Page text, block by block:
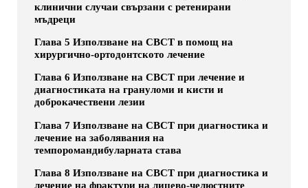
клинични случаи свързани с ретенирани
мъдреци
Глава 5 Използване на СВСТ в помощ на
хирургично-ортодонтското лечение
Глава 6 Използване на СВСТ при лечение и
диагностиката на грануломи и кисти и
доброкачествени лезии
Глава 7 Използване на СВСТ при диагностика и
лечение на заболявания на
темпоромандибуларната става
Глава 8 Използване на СВСТ при диагностика и
лечение на фрактури на лицево-челюстните